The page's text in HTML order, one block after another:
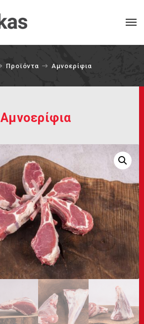
Προϊόντα Αμνοερίφια
Αμνοερίφια